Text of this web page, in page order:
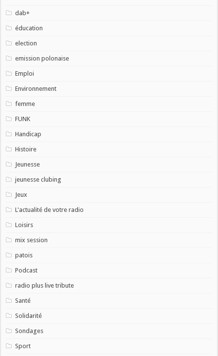
dab+
éducation
election
emission polonaise
Emploi
Environnement
femme
FUNK
Handicap
Histoire
Jeunesse
jeunesse clubing
Jeux
L'actualité de votre radio
Loisirs
mix session
patois
Podcast
radio plus live tribute
Santé
Solidarité
Sondages
Sport